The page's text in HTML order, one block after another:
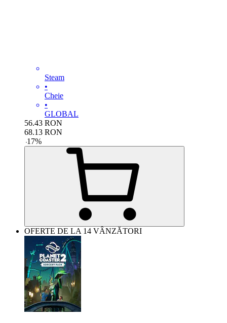
Steam
•
Cheie
•
GLOBAL
56.43 RON
68.13 RON
-17%
OFERTE DE LA 14 VÂNZĂTORI